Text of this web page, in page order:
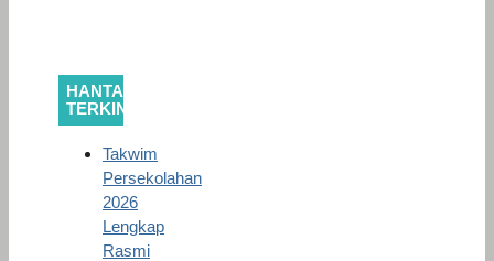
HANTARAN
TERKINI
Takwim
Persekolahan
2026
Lengkap
Rasmi